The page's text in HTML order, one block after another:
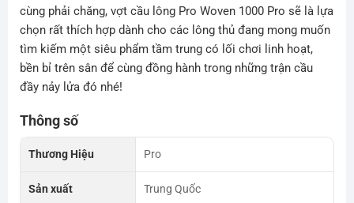
cùng phải chăng, vợt cầu lông Pro Woven 1000 Pro sẽ là lựa
chọn rất thích hợp dành cho các lông thủ đang mong muốn
tìm kiếm một siêu phẩm tầm trung có lối chơi linh hoạt,
bền bỉ trên sân để cùng đồng hành trong những trận cầu
đầy nảy lửa đó nhé!
Thông số
Thương Hiệu Pro
Sản xuất Trung Quốc